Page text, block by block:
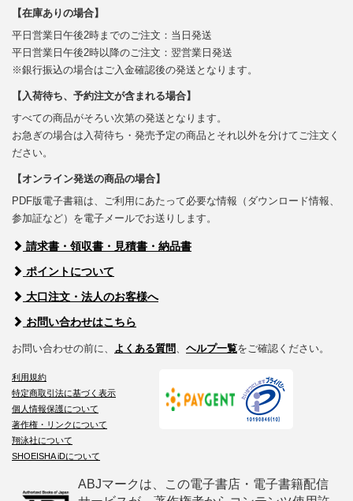
【在庫ありの場合】
平日営業日午後2時までのご注文：当日発送
平日営業日午後2時以降のご注文：翌営業日発送
※銀行振込の場合はご入金確認後の発送となります。
【入荷待ち、予約注文が含まれる場合】
すべての商品がそろい次第の発送となります。
お急ぎの場合は入荷待ち・発売予定の商品とそれ以外を分けてご注文く
ださい。
【オンライン発送の商品の場合】
PDF版電子書籍は、ご利用にあたって必要な情報（ダウンロード情報、
参加証など）を電子メールでお送りします。
請求書・領収書・見積書・納品書
ポイントについて
大口注文・法人のお客様へ
お問い合わせはこちら
お問い合わせの前に、 よくある質問、 ヘルプ一覧をご確認ください。
利用規約
特定商取引法に基づく表示
個人情報保護について
著作権・リンクについて
翔泳社について
SHOEISHA iDについて
ABJマークは、この電子書店・電子書籍配信